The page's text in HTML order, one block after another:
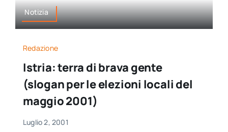
Notizia
Redazione
Istria: terra di brava gente
(slogan per le elezioni locali del
maggio 2001)
Luglio 2, 2001